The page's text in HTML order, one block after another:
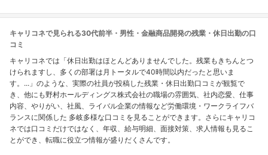
キャリコネで見られる30代前半・男性・金融商品開発の残業・休日出勤の口
コミ
キャリコネでは「休日出勤はほとんどありませんでした。残業もきちんとつ
けられますし、多くの部署は月トータルで40時間以内だったと思いま
す。...」のような、実際の社員が投稿した残業・休日出勤口コミが観覧で
き、他にも野村ホールディングス株式会社の職場の雰囲気、社内恋愛、仕事
内容、やりがい、社風、ライバル企業の情報など労働環境・ワークライフバ
ランスに関係した 多岐多様な口コミを見ることができます。さらにキャリコ
ネでは口コミだけではなく、年収、給与明細、面接対策、求人情報も見るこ
とができ、転職に役立つ情報が盛りだくさんです。